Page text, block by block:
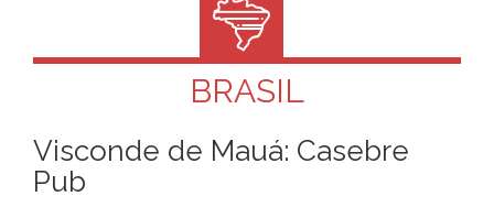
BRASIL
Visconde de Mauá: Casebre
Pub